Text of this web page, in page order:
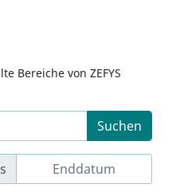
Bereiche von ZEFYS
Suchen